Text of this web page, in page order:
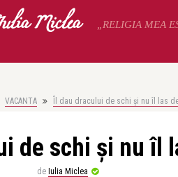
Miclea „RELIGIA MEA
VACANTA Îl dau dracului de schi și nu îl las
de schi și nu îl
de Iulia Miclea